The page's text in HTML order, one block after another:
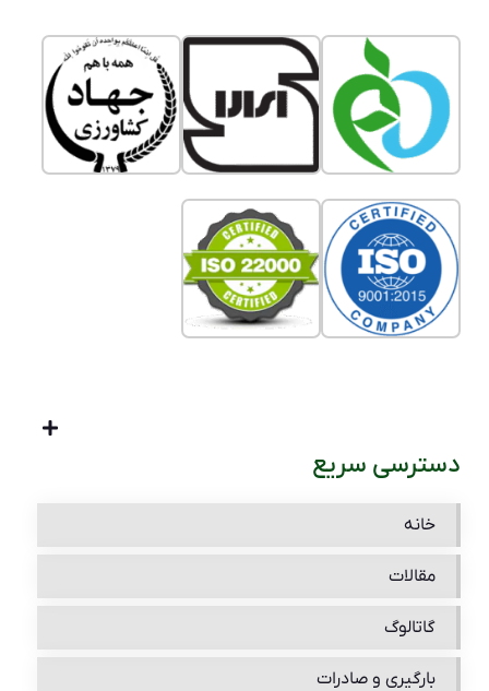
دسترسی سریع
خانه
مقالات
گاتالوگ
بارگیری و صادرات